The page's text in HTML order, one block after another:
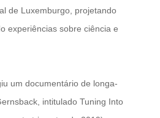
de Luxemburgo, projetando
experiências sobre ciência e
um documentário de longa-
intitulado Tuning Into